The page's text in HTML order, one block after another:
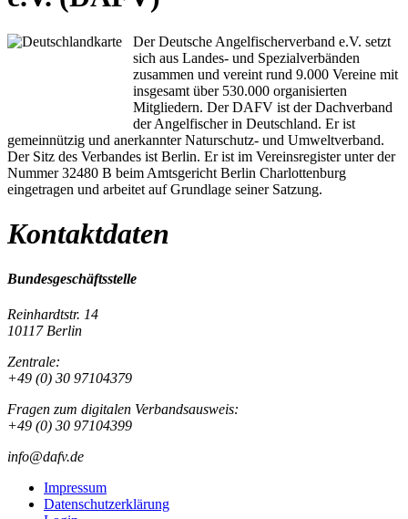
Der Deutsche Angelfischerverband e.V. setzt
sich aus Landes- und Spezialverbänden
zusammen und vereint rund 9.000 Vereine mit
insgesamt über 530.000 organisierten
Mitgliedern. Der DAFV ist der Dachverband
der Angelfischer in Deutschland. Er ist
gemeinnützig und anerkannter Naturschutz- und Umweltverband.
Der Sitz des Verbandes ist Berlin. Er ist im Vereinsregister unter der
Nummer 32480 B beim Amtsgericht Berlin Charlottenburg
eingetragen und arbeitet auf Grundlage seiner Satzung.
Kontaktdaten
Bundesgeschäftsstelle
Reinhardtstr. 14
10117 Berlin
Zentrale:
+49 (0) 30 97104379
Fragen zum digitalen Verbandsausweis:
+49 (0) 30 97104399
info@dafv.de
Impressum
Datenschutzerklärung